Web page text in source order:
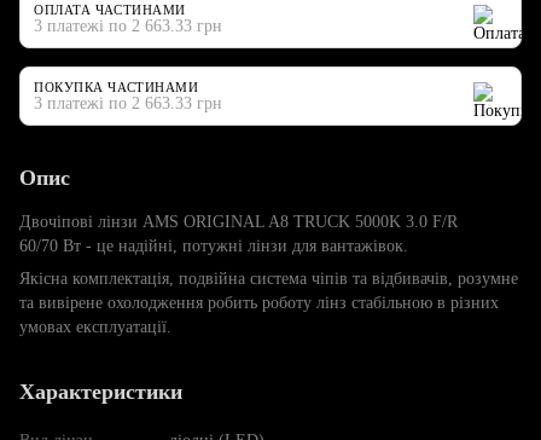
ОПЛАТА ЧАСТИНАМИ
3 платежі по 2 663.33 грн
ПОКУПКА ЧАСТИНАМИ
3 платежі по 2 663.33 грн
Опис
Двочіпові лінзи AMS ORIGINAL A8 TRUCK 5000K 3.0 F/R
60/70 Вт - це надійні, потужні лінзи для вантажівок.
Якісна комплектація, подвійна система чіпів та відбивачів, розумне
та вивірене охолодження робить роботу лінз стабільною в різних
умовах експлуатації.
Характеристики